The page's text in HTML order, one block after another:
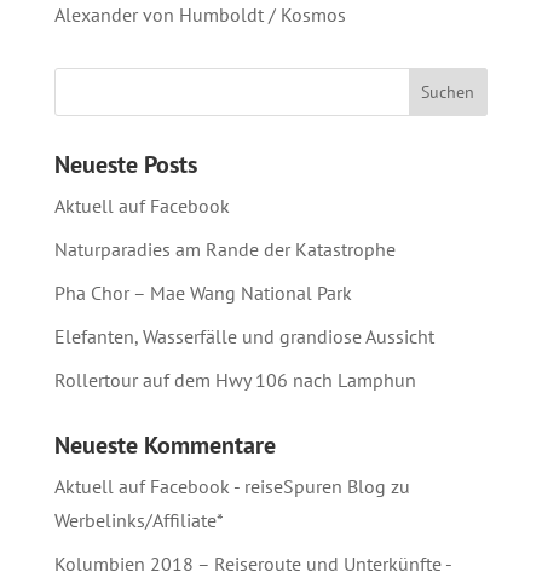
Alexander von Humboldt / Kosmos
Neueste Posts
Aktuell auf Facebook
Naturparadies am Rande der Katastrophe
Pha Chor – Mae Wang National Park
Elefanten, Wasserfälle und grandiose Aussicht
Rollertour auf dem Hwy 106 nach Lamphun
Neueste Kommentare
Aktuell auf Facebook - reiseSpuren Blog zu
Werbelinks/Affiliate*
Kolumbien 2018 – Reiseroute und Unterkünfte -